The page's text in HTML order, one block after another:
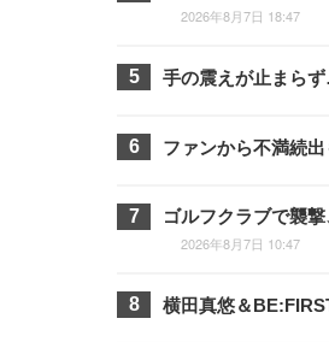
2026年8月7日 18:47
手の震えが止まら
ファンから不満続
ゴルフクラブで襲
2026年8月7日 10:47
横田真悠＆